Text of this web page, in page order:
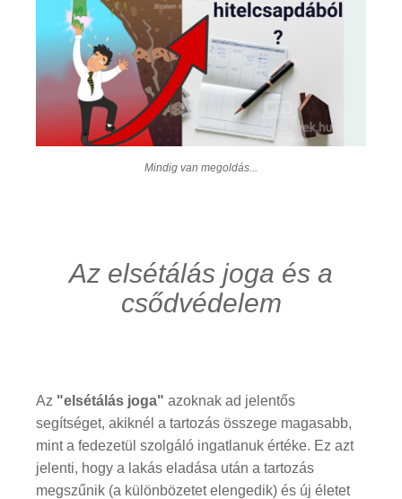
Mindig van megoldás...
Az elsétálás joga és a
csődvédelem
Az "elsétálás joga" azoknak ad jelentős
segítséget, akiknél a tartozás összege magasabb,
mint a fedezetül szolgáló ingatlanuk értéke. Ez azt
jelenti, hogy a lakás eladása után a tartozás
megszűnik (a különbözetet elengedik) és új életet